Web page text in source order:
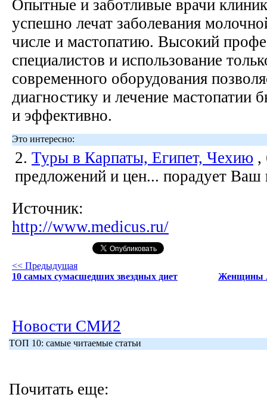
Опытные и заботливые врачи
успешно лечат заболевания
числе и мастопатию. Высокий
специалистов и использование
современного оборудования
диагностику и лечение мастопатии
и эффективно.
Это интересно:
2. Туры в Карпаты, Египет, Чехию ,
предложений и цен... порадует Ваш
Источник:
http://www.medicus.ru/
<< Предыдущая
10 самых сумасшедших звездных диет
Женщины
Новости СМИ2
ТОП 10: самые читаемые статьи
Почитать еще: